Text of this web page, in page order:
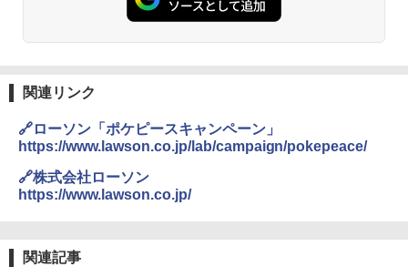
関連リンク
🔗ローソン「ポケピースキャンペーン」
https://www.lawson.co.jp/lab/campaign/pokepeace/
🔗株式会社ローソン
https://www.lawson.co.jp/
関連記事